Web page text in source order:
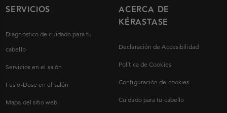
SERVICIOS
Diagnóstico de cuidado para tu
cabello
Servicios en el salón
Fusio-Dose en el salón
Mapa del sitio web
ACERCA DE
KÉRASTASE
Declaración de Accesibilidad
Política de Cookies
Configuración de cookies
Cuidado para tu cabello